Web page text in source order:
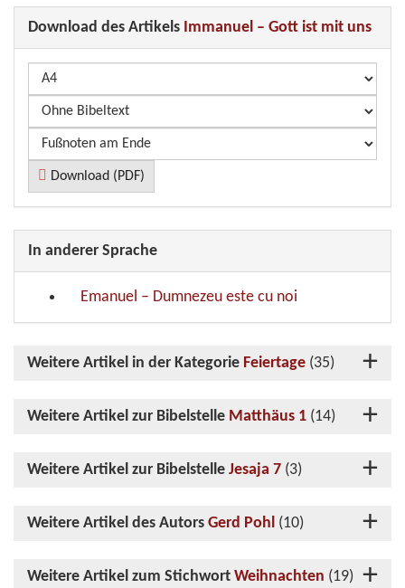
Download des Artikels Immanuel – Gott ist mit uns
Download (PDF)
In anderer Sprache
Emanuel – Dumnezeu este cu noi
Weitere Artikel in der Kategorie Feiertage (35)
Weitere Artikel zur Bibelstelle Matthäus 1 (14)
Weitere Artikel zur Bibelstelle Jesaja 7 (3)
Weitere Artikel des Autors Gerd Pohl (10)
Weitere Artikel zum Stichwort Weihnachten (19)